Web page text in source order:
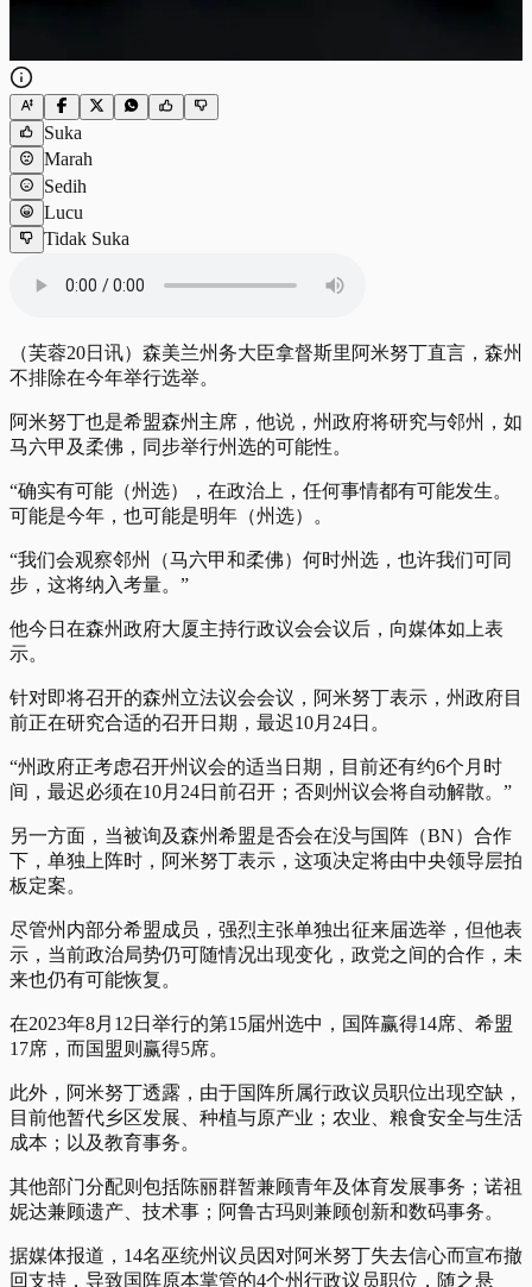
Suka
Marah
Sedih
Lucu
Tidak Suka
（芙蓉20日讯）森美兰州务大臣拿督斯里阿米努丁直言，森州
不排除在今年举行选举。
阿米努丁也是希盟森州主席，他说，州政府将研究与邻州，如
马六甲及柔佛，同步举行州选的可能性。
“确实有可能（州选），在政治上，任何事情都有可能发生。
可能是今年，也可能是明年（州选）。
“我们会观察邻州（马六甲和柔佛）何时州选，也许我们可同
步，这将纳入考量。”
他今日在森州政府大厦主持行政议会会议后，向媒体如上表
示。
针对即将召开的森州立法议会会议，阿米努丁表示，州政府目
前正在研究合适的召开日期，最迟10月24日。
“州政府正考虑召开州议会的适当日期，目前还有约6个月时
间，最迟必须在10月24日前召开；否则州议会将自动解散。”
另一方面，当被询及森州希盟是否会在没与国阵（BN）合作
下，单独上阵时，阿米努丁表示，这项决定将由中央领导层拍
板定案。
尽管州内部分希盟成员，强烈主张单独出征来届选举，但他表
示，当前政治局势仍可随情况出现变化，政党之间的合作，未
来也仍有可能恢复。
在2023年8月12日举行的第15届州选中，国阵赢得14席、希盟
17席，而国盟则赢得5席。
此外，阿米努丁透露，由于国阵所属行政议员职位出现空缺，
目前他暂代乡区发展、种植与原产业；农业、粮食安全与生活
成本；以及教育事务。
其他部门分配则包括陈丽群暂兼顾青年及体育发展事务；诺祖
妮达兼顾遗产、技术事；阿鲁古玛则兼顾创新和数码事务。
据媒体报道，14名巫统州议员因对阿米努丁失去信心而宣布撤
回支持，导致国阵原本掌管的4个州行政议员职位，随之悬